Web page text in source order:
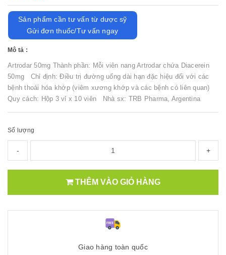
Sản phẩm cần tư vấn từ dược sỹ
Gửi đơn thuốc/Tư vấn ngay
Mô tả :
Artrodar 50mg Thành phần: Mỗi viên nang Artrodar chứa Diacerein
50mg Chỉ định: Điều trị đường uống dài hạn đặc hiệu đối với các
bệnh thoái hóa khớp (viêm xương khớp và các bệnh có liên quan)
Quy cách: Hộp 3 vỉ x 10 viên Nhà sx: TRB Pharma, Argentina
Số lượng
- +
THÊM VÀO GIỎ HÀNG
Giao hàng toàn quốc